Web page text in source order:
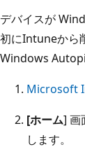
デバイスが
初にIntuneから
Windows
Microsoft
[ホーム] 画
します。